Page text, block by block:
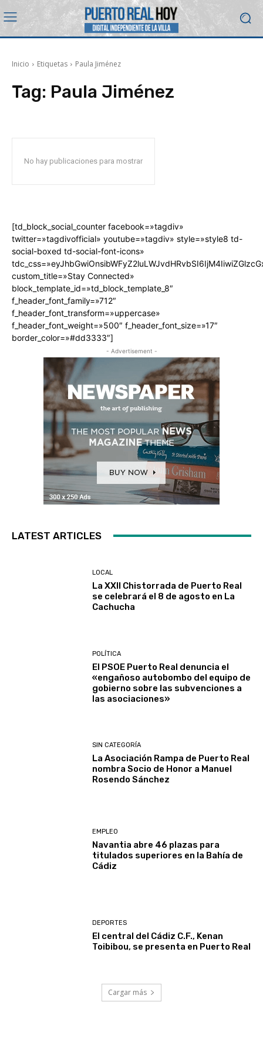
Inicio Etiquetas Paula Jiménez
Tag: Paula Jiménez
No hay publicaciones para mostrar
[td_block_social_counter facebook=»tagdiv»
twitter=»tagdivofficial» youtube=»tagdiv» style=»style8 td-
social-boxed td-social-font-icons»
custom_title=»Stay Connected»
block_template_id=»td_block_template_8″
f_header_font_family=»712″
f_header_font_transform=»uppercase»
f_header_font_weight=»500″ f_header_font_size=»17″
border_color=»#dd3333″]
- Advertisement -
LATEST ARTICLES
LOCAL
La XXII Chistorrada de Puerto Real
se celebrará el 8 de agosto en La
Cachucha
POLÍTICA
El PSOE Puerto Real denuncia el
«engañoso autobombo del equipo de
gobierno sobre las subvenciones a
las asociaciones»
SIN CATEGORÍA
La Asociación Rampa de Puerto Real
nombra Socio de Honor a Manuel
Rosendo Sánchez
EMPLEO
Navantia abre 46 plazas para
titulados superiores en la Bahía de
Cádiz
DEPORTES
El central del Cádiz C.F., Kenan
Toibibou, se presenta en Puerto Real
Cargar más